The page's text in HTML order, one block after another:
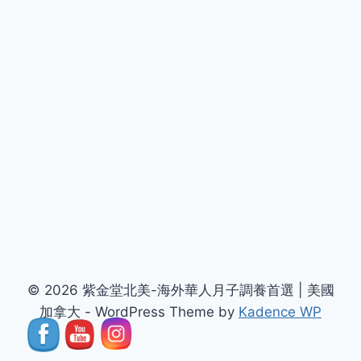
© 2026 紫金堂北美-海外華人月子調養首選 | 美國
加拿大 - WordPress Theme by Kadence WP